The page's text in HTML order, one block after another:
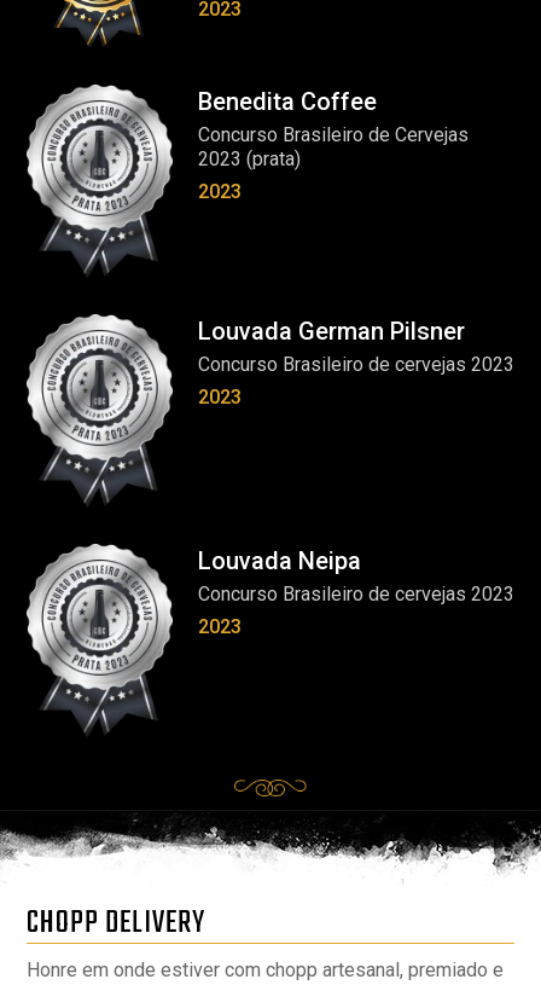
2023
Benedita Coffee
Concurso Brasileiro de Cervejas
2023 (prata)
2023
Louvada German Pilsner
Concurso Brasileiro de cervejas 2023
2023
Louvada Neipa
Concurso Brasileiro de cervejas 2023
2023
CHOPP DELIVERY
Honre em onde estiver com chopp artesanal, premiado e